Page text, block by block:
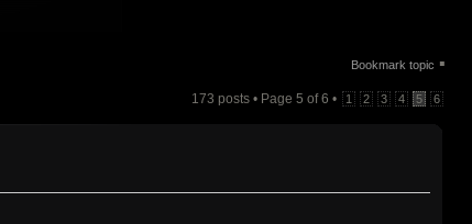
Bookmark topic ▪
173 posts • Page 5 of6 • 1 2 3 4 5 6